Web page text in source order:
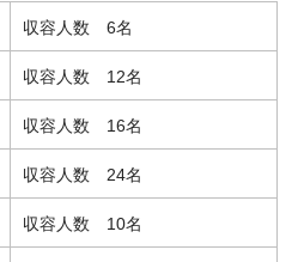
収容人数 6名
収容人数 12名
収容人数 16名
収容人数 24名
収容人数 10名